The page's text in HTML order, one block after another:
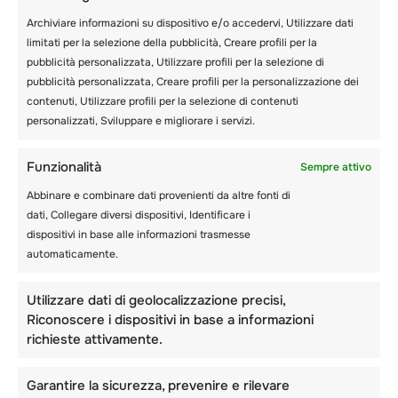
Archiviare informazioni su dispositivo e/o accedervi, Utilizzare dati
limitati per la selezione della pubblicità, Creare profili per la
pubblicità personalizzata, Utilizzare profili per la selezione di
pubblicità personalizzata, Creare profili per la personalizzazione dei
contenuti, Utilizzare profili per la selezione di contenuti
personalizzati, Sviluppare e migliorare i servizi.
Funzionalità
Sempre attivo
Abbinare e combinare dati provenienti da altre fonti di
dati, Collegare diversi dispositivi, Identificare i
dispositivi in base alle informazioni trasmesse
automaticamente.
Utilizzare dati di geolocalizzazione precisi,
Riconoscere i dispositivi in base a informazioni
richieste attivamente.
Garantire la sicurezza, prevenire e rilevare
web (se presenti), memorizziamo anche le
informazioni personali fornite nel loro profilo
utente. Tutti gli utenti possono vedere,
modificare o cancellare le proprie informazioni
personali in qualsiasi momento (ad eccezione
del fatto che non possono cambiare il proprio
web possono vedere e modificare queste
informazioni.
Quali diritti hai sui tuoi dati
dei commenti, puoi richiedere di ricevere un
file esportato dei dati personali in nostro
possesso, compresi quelli che ci hai fornito.
personali in nostro possesso. Questo non